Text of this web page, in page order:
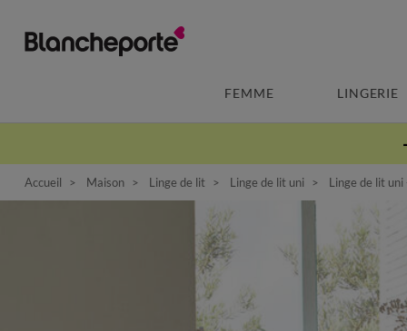
FEMME LINGERIE
Accueil Maison Linge de lit Linge de lit uni Linge de lit